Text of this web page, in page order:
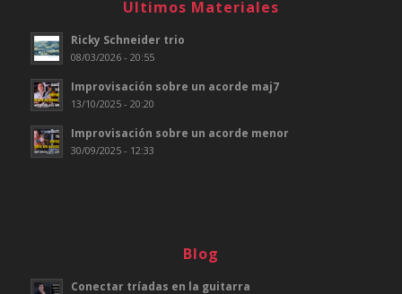
Ultimos Materiales
Ricky Schneider trio
08/03/2026 - 20:55
Improvisación sobre un acorde maj7
13/10/2025 - 20:20
Improvisación sobre un acorde menor
30/09/2025 - 12:33
Blog
Conectar tríadas en la guitarra